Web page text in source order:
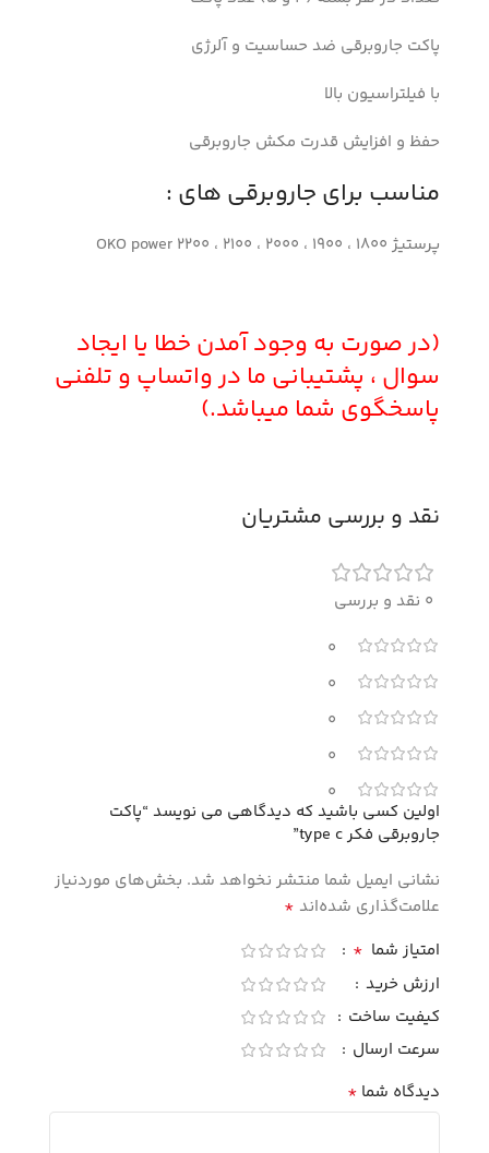
پاکت جاروبرقی ضد حساسیت و آلرژی
با فیلتراسیون بالا
حفظ و افزایش قدرت مکش جاروبرقی
مناسب برای جاروبرقی های :
پرستیژ OKO power 2200 ، 2100 ، 2000 ، 1900 ، 1800
(در صورت به وجود آمدن خطا یا ایجاد
سوال ، پشتیبانی ما در واتساپ و تلفنی
پاسخگوی شما میباشد.)
نقد و بررسی مشتریان
0 نقد و بررسی
0
0
0
0
0
اولین کسی باشید که دیدگاهی می نویسد “پاکت
جاروبرقی فکر type c”
نشانی ایمیل شما منتشر نخواهد شد. بخش‌های موردنیاز
علامت‌گذاری شده‌اند *
امتیاز شما *
ارزش خرید
کیفیت ساخت
سرعت ارسال
دیدگاه شما *